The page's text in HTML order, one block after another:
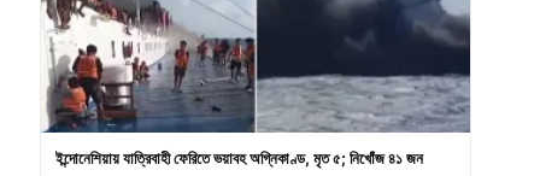
ইন্দোনেশিয়ায় যাত্রিবাহী ফেরিতে ভয়াবহ অগ্নিকাণ্ড, মৃত ৫; নিখোঁজ ৪১ জন